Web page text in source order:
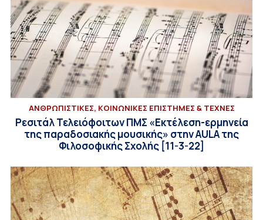
ΑΝΘΡΩΠΙΣΤΙΚΕΣ, ΚΟΙΝΩΝΙΚΕΣ ΕΠΙΣΤΗΜΕΣ & ΤΕΧΝΕΣ
Ρεσιτάλ Τελειόφοιτων ΠΜΣ «Εκτέλεση-ερμηνεία
της παραδοσιακής μουσικής» στην AULA της
Φιλοσοφικής Σχολής [11-3-22]